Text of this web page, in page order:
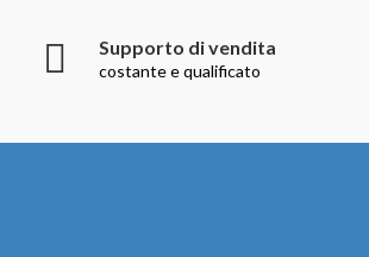
Supporto di vendita
costante e qualificato